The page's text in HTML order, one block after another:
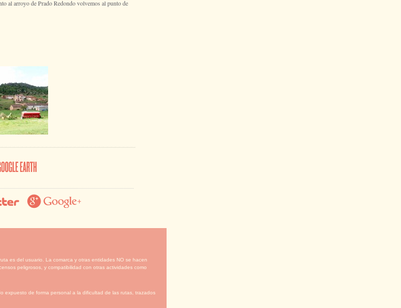
al arroyo de Prado Redondo volvemos al punto de
es del usuario. La comarca y otras entidades NO se hacen
peligrosos, y compatibilidad con otras actividades como
expuesto de forma personal a la dificultad de las rutas, trazados